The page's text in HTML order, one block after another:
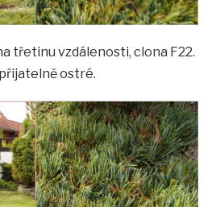
třetinu vzdálenosti, clona F22.
ostré.